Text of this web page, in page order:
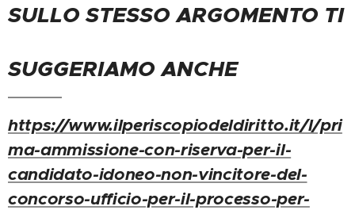
SULLO STESSO ARGOMENTO TI
SUGGERIAMO ANCHE
https://www.ilperiscopiodeldiritto.it/l/pri
ma-ammissione-con-riserva-per-il-
candidato-idoneo-non-vincitore-del-
concorso-ufficio-per-il-processo-per-